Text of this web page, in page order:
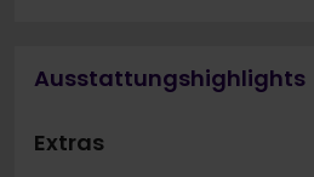
Ausstattungshighlights
Extras